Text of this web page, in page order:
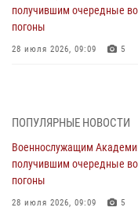
получившим очередные
погоны
28 июля 2026, 09:09 5
27 июля 2026, 14:49 7
Военная академия
23 июля 2026, 04:51
Курсант Военной
ПОПУЛЯРНЫЕ НОВОСТИ
Военнослужащим
получившим очередные
погоны
28 июля 2026, 09:09 5